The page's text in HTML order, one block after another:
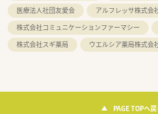
医療法人社団友愛会
アルフレッサ株式会
株式会社コミュニケーションファーマシー
株式会社スギ薬局
ウエルシア薬局株式会
PAGE TOPへ